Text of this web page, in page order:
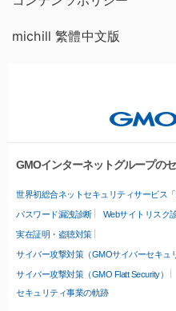
michill 繁體中文版
GMOインターネットグループの
世界初総合ネットセキュリティサービス「
パスワード漏洩診断 Webサイトリスク
実在証明・盗聴対策
サイバー攻撃対策（GMOサイバーセキュ
サイバー攻撃対策（GMO Flatt Security）
セキュリティ事業の軌跡